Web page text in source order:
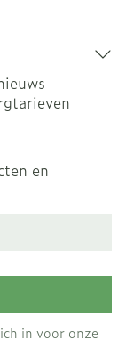
en
in voor onze